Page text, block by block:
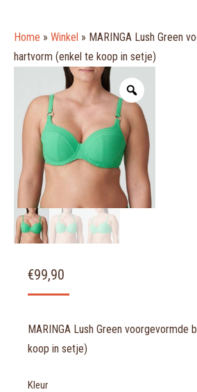
Home » Winkel » MARINGA Lush Green
hartvorm (enkel te koop in setje)
€99,90
MARINGA Lush Green voorgevormde
koop in setje)
Kleur